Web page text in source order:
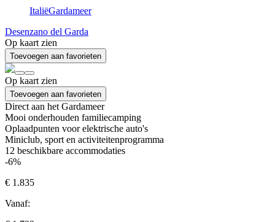
ItaliëGardameer
Desenzano del Garda
Op kaart zien
Toevoegen aan favorieten
Op kaart zien
Toevoegen aan favorieten
Direct aan het Gardameer
Mooi onderhouden familiecamping
Oplaadpunten voor elektrische auto's
Miniclub, sport en activiteitenprogramma
12 beschikbare accommodaties
-6%
€ 1.835
Vanaf: